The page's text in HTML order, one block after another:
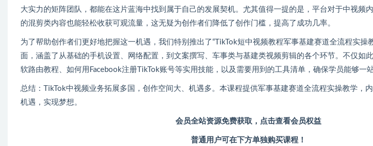
大实力的矩阵团队，都能在这片蓝海中找到属于自己的发展契机。尤其值得一提的是，平台对于中视频
的混剪类内容也能轻松收获可观流量，这无疑为创作者们降低了创作门槛，提高了成功几率。
为了帮助创作者们更好地把握这一机遇，我们特别推出了“TikTok短中视频教程军事基建赛道全流程实操
面，涵盖了从基础的手机设置、网络配置，到文案撰写、车事类与基建类视频剪辑的各个环节。不仅如
软路由教程、如何用Facebook注册TikTok账号等实用技能，以及需要用到的工具清单，确保学员能够一
总结：TikTok中视频业务拓展多国，创作空间大、机遇多。本课程提供军事基建赛道全流程实操教学，
机遇，实现梦想。
会员全站资源免费获取，点击查看会员权益
普通用户可在下方单独购买课程！